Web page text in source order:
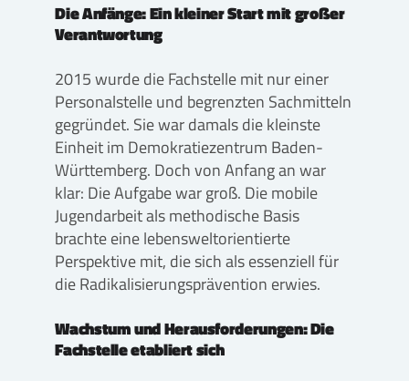
Die Anfänge: Ein kleiner Start mit großer
Verantwortung
2015 wurde die Fachstelle mit nur einer
Personalstelle und begrenzten Sachmitteln
gegründet. Sie war damals die kleinste
Einheit im Demokratiezentrum Baden-
Württemberg. Doch von Anfang an war
klar: Die Aufgabe war groß. Die mobile
Jugendarbeit als methodische Basis
brachte eine lebensweltorientierte
Perspektive mit, die sich als essenziell für
die Radikalisierungsprävention erwies.
Wachstum und Herausforderungen: Die
Fachstelle etabliert sich